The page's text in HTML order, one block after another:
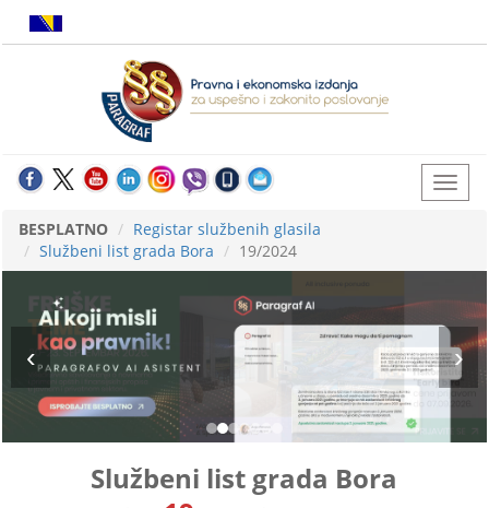
BESPLATNO
Registar službenih glasila
Službeni list grada Bora
19/2024
Službeni list grada Bora